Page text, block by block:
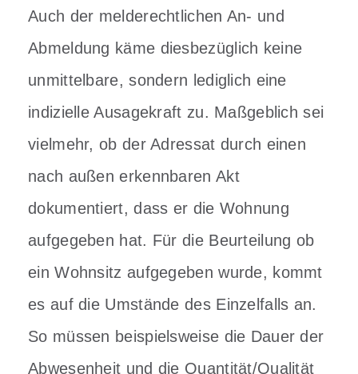
Auch der melderechtlichen An- und
Abmeldung käme diesbezüglich keine
unmittelbare, sondern lediglich eine
indizielle Ausagekraft zu. Maßgeblich sei
vielmehr, ob der Adressat durch einen
nach außen erkennbaren Akt
dokumentiert, dass er die Wohnung
aufgegeben hat. Für die Beurteilung ob
ein Wohnsitz aufgegeben wurde, kommt
es auf die Umstände des Einzelfalls an.
So müssen beispielsweise die Dauer der
Abwesenheit und die Quantität/Qualität